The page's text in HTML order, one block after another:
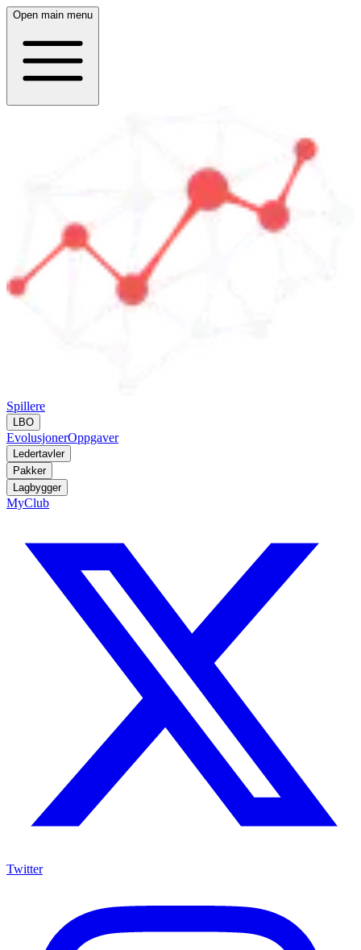
Open main menu
Spillere
LBO
EvolusjonerOppgaver
Ledertavler
Pakker
Lagbygger
MyClub
Twitter